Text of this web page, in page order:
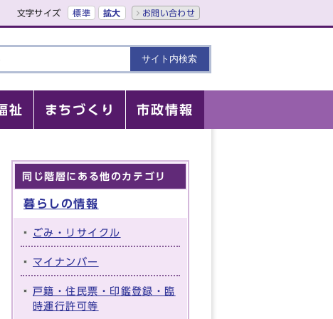
文字サイズ 標準 拡大 お問い合わせ
祉 まちづくり 市政情報
同じ階層にある他のカテゴリ
暮らしの情報
ごみ・リサイクル
マイナンバー
戸籍・住民票・印鑑登録・臨
時運行許可等